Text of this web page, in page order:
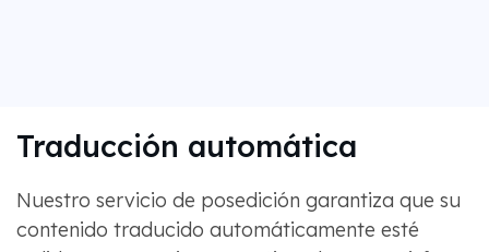
Traducción automática
Nuestro servicio de posedición garantiza que su
contenido traducido automáticamente esté